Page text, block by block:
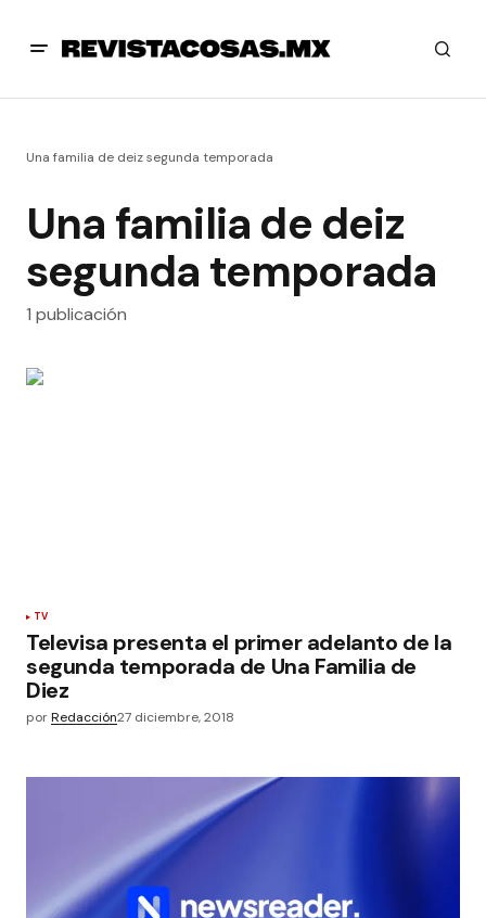
Una familia de deiz segunda temporada
Una familia de deiz
segunda temporada
1 publicación
TV
Televisa presenta el primer adelanto de la
segunda temporada de Una Familia de
Diez
porRedacción27 diciembre, 2018